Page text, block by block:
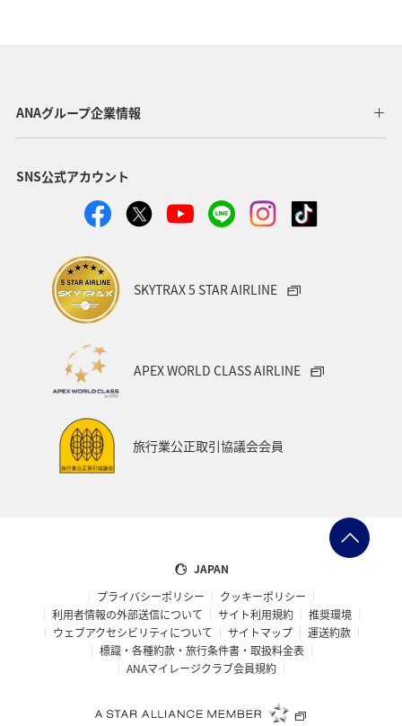
ANAグループ企業情報
SNS公式アカウント
SKYTRAX 5 STAR AIRLINE
APEX WORLD CLASS AIRLINE
旅行業公正取引協議会会員
JAPAN
プライバシーポリシー
クッキーポリシー
利用者情報の外部送信について
サイト利用規約
推奨環境
ウェブアクセシビリティについて
サイトマップ
運送約款
標識・各種約款・旅行条件書・取扱料金表
ANAマイレージクラブ会員規約